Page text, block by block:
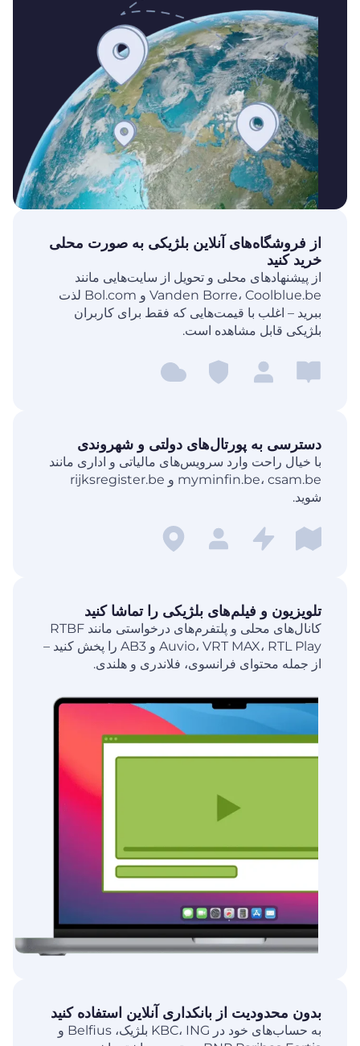
از فروشگاه‌های آنلاین بلژیکی به صورت محلی
خرید کنید
از پیشنهادهای محلی و تحویل از سایت‌هایی مانند
Vanden Borre، Coolblue.be و Bol.com لذت
ببرید – اغلب با قیمت‌هایی که فقط برای کاربران
بلژیکی قابل مشاهده است.
دسترسی به پورتال‌های دولتی و شهروندی
با خیال راحت وارد سرویس‌های مالیاتی و اداری مانند
myminfin.be، csam.be و rijksregister.be
شوید.
تلویزیون و فیلم‌های بلژیکی را تماشا کنید
کانال‌های محلی و پلتفرم‌های درخواستی مانند RTBF
Auvio، VRT MAX، RTL Play و AB3 را پخش کنید –
از جمله محتوای فرانسوی، فلاندری و هلندی.
بدون محدودیت از بانکداری آنلاین استفاده کنید
به حساب‌های خود در KBC، ING بلژیک، Belfius و